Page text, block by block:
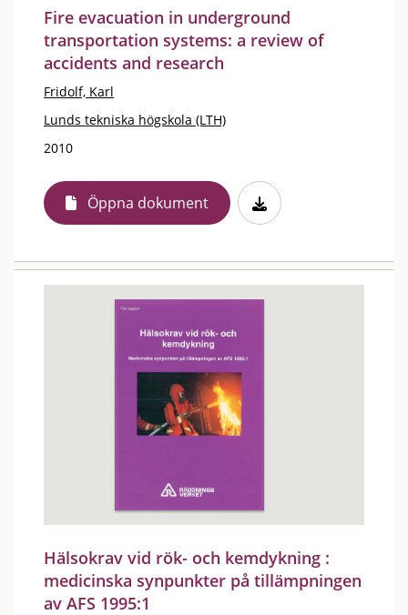
Fire evacuation in underground
transportation systems: a review of
accidents and research
Fridolf, Karl
Lunds tekniska högskola (LTH)
2010
Öppna dokument
Hälsokrav vid rök- och kemdykning :
medicinska synpunkter på tillämpningen
av AFS 1995:1